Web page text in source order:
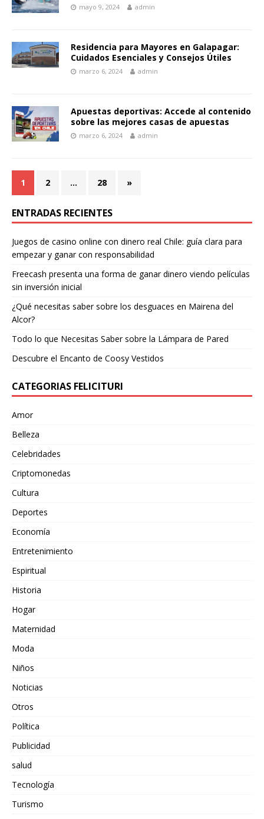
mayo 9, 2024 admin
Residencia para Mayores en Galapagar:
Cuidados Esenciales y Consejos Útiles
marzo 6, 2024 admin
Apuestas deportivas: Accede al contenido
sobre las mejores casas de apuestas
marzo 6, 2024 admin
1 2 … 28 »
ENTRADAS RECIENTES
Juegos de casino online con dinero real Chile: guía clara para
empezar y ganar con responsabilidad
Freecash presenta una forma de ganar dinero viendo películas
sin inversión inicial
¿Qué necesitas saber sobre los desguaces en Mairena del
Alcor?
Todo lo que Necesitas Saber sobre la Lámpara de Pared
Descubre el Encanto de Coosy Vestidos
CATEGORIAS FELICITURI
Amor
Belleza
Celebridades
Criptomonedas
Cultura
Deportes
Economía
Entretenimiento
Espiritual
Historia
Hogar
Maternidad
Moda
Niños
Noticias
Otros
Política
Publicidad
salud
Tecnología
Turismo